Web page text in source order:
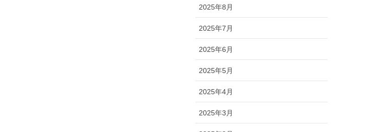
2025年8月
2025年7月
2025年6月
2025年5月
2025年4月
2025年3月